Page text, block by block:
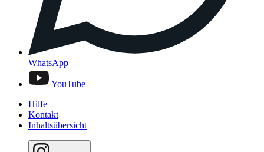
WhatsApp
YouTube
Hilfe
Kontakt
Inhaltsübersicht